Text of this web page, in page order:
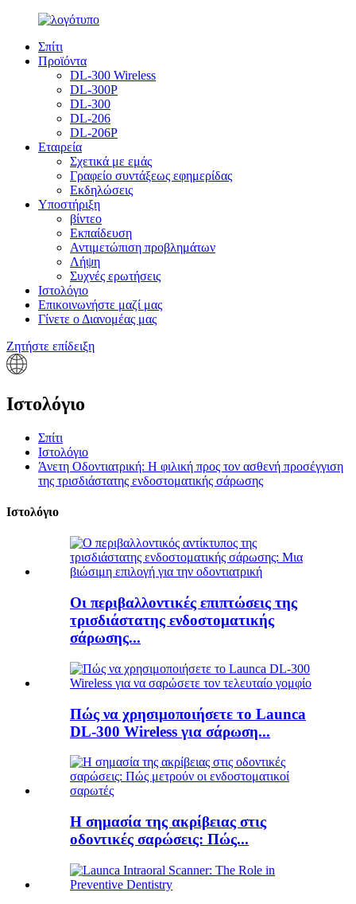
Σπίτι
Προϊόντα
DL-300 Wireless
DL-300P
DL-300
DL-206
DL-206P
Εταιρεία
Σχετικά με εμάς
Γραφείο συντάξεως εφημερίδας
Εκδηλώσεις
Υποστήριξη
βίντεο
Εκπαίδευση
Αντιμετώπιση προβλημάτων
Λήψη
Συχνές ερωτήσεις
Ιστολόγιο
Επικοινωνήστε μαζί μας
Γίνετε ο Διανομέας μας
Ζητήστε επίδειξη
Ιστολόγιο
Σπίτι
Ιστολόγιο
Άνετη Οδοντιατρική: Η φιλική προς τον ασθενή προσέγγιση
της τρισδιάστατης ενδοστοματικής σάρωσης
Ιστολόγιο
Οι περιβαλλοντικές επιπτώσεις της
τρισδιάστατης ενδοστοματικής
σάρωσης...
Πώς να χρησιμοποιήσετε το Launca
DL-300 Wireless για σάρωση...
Η σημασία της ακρίβειας στις
οδοντικές σαρώσεις: Πώς...